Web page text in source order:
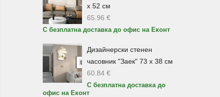
х 52 см
65.96 €
С безплатна доставка до офис на Еконт
Дизайнерски стенен
часовник "Заек" 73 х 38 см
60.84 €
С безплатна доставка до
офис на Еконт